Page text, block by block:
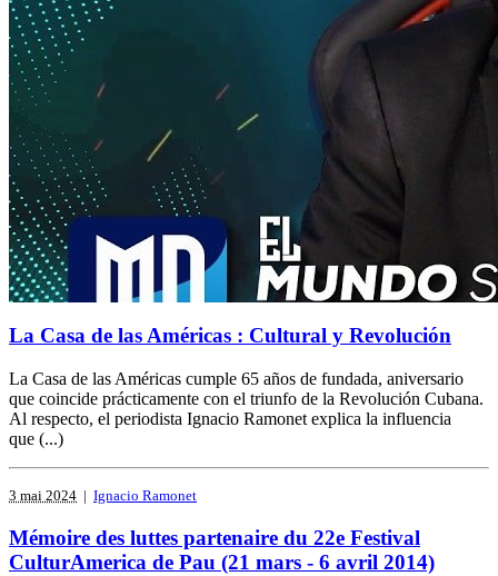
La Casa de las Américas : Cultural y Revolución
La Casa de las Américas cumple 65 años de fundada, aniversario
que coincide prácticamente con el triunfo de la Revolución Cubana.
Al respecto, el periodista Ignacio Ramonet explica la influencia
que (...)
3 mai 2024 | Ignacio Ramonet
Mémoire des luttes partenaire du 22e Festival
CulturAmerica de Pau (21 mars - 6 avril 2014)